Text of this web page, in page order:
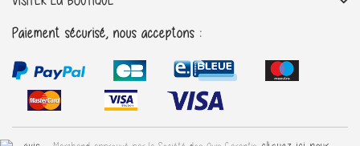
Paiement sécurisé, nous acceptons :